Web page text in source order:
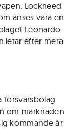
Lockheed
anses vara en
Leonardo
letar efter mera
försvarsbolag
om marknaden
kommande år